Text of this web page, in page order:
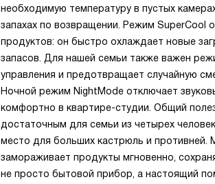
необходимую температуру в пустых
запахах по возвращении. Режим SuperCool
продуктов: он быстро охлаждает новые
запасов. Для нашей семьи также важен
управления и предотвращает случайную
Ночной режим NightMode отключает
комфортно в квартире-студии. Общий
достаточным для семьи из четырех
место для больших кастрюль и противней.
замораживает продукты мгновенно,
не просто бытовой прибор, а настоящий